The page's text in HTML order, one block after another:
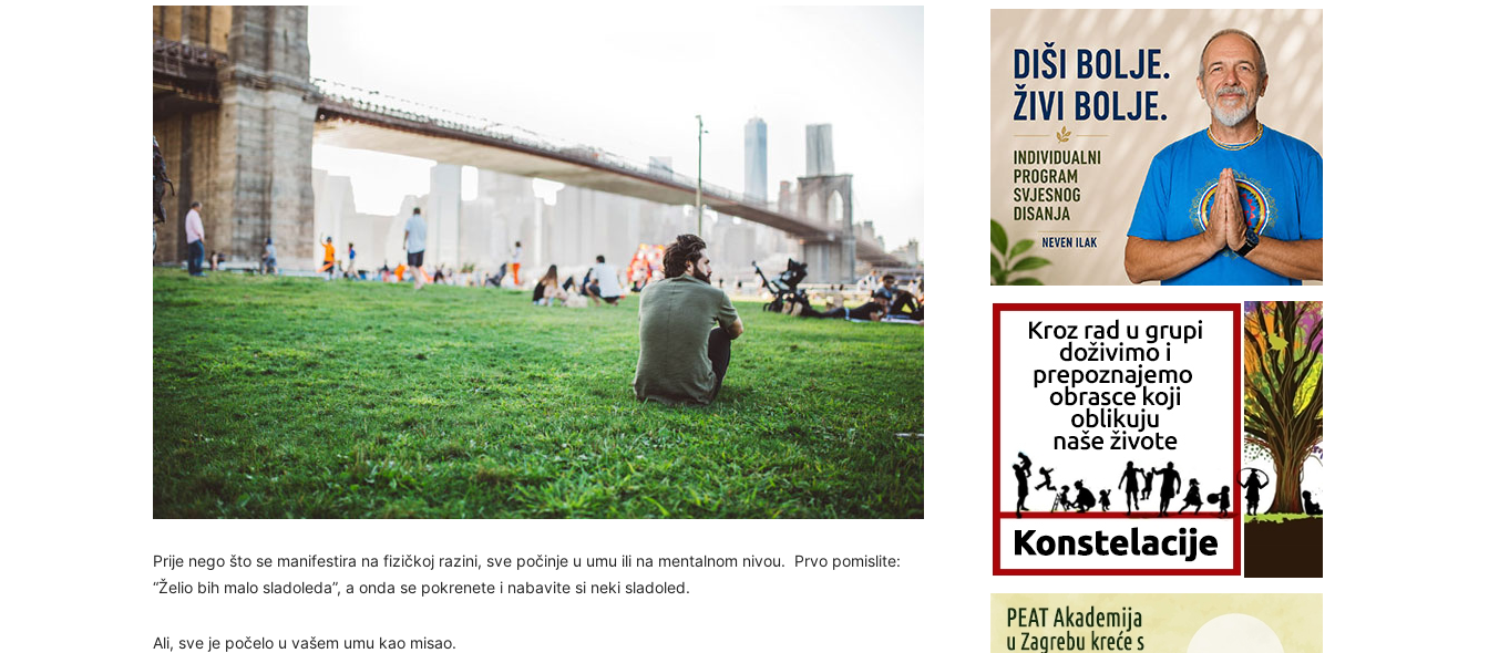
Prije nego što se manifestira na fizičkoj razini, sve počinje u umu ili na mentalnom nivou. Prvo pomislite:
“Želio bih malo sladoleda”, a onda se pokrenete i nabavite si neki sladoled.
Ali, sve je počelo u vašem umu kao misao.